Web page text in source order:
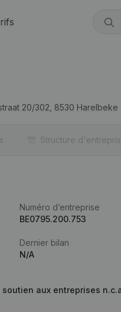
20/302, 8530 Harelbeke
Structure
Numéro d’entreprise
BE0795.200.753
Dernier bilan
N/A
aux entreprises